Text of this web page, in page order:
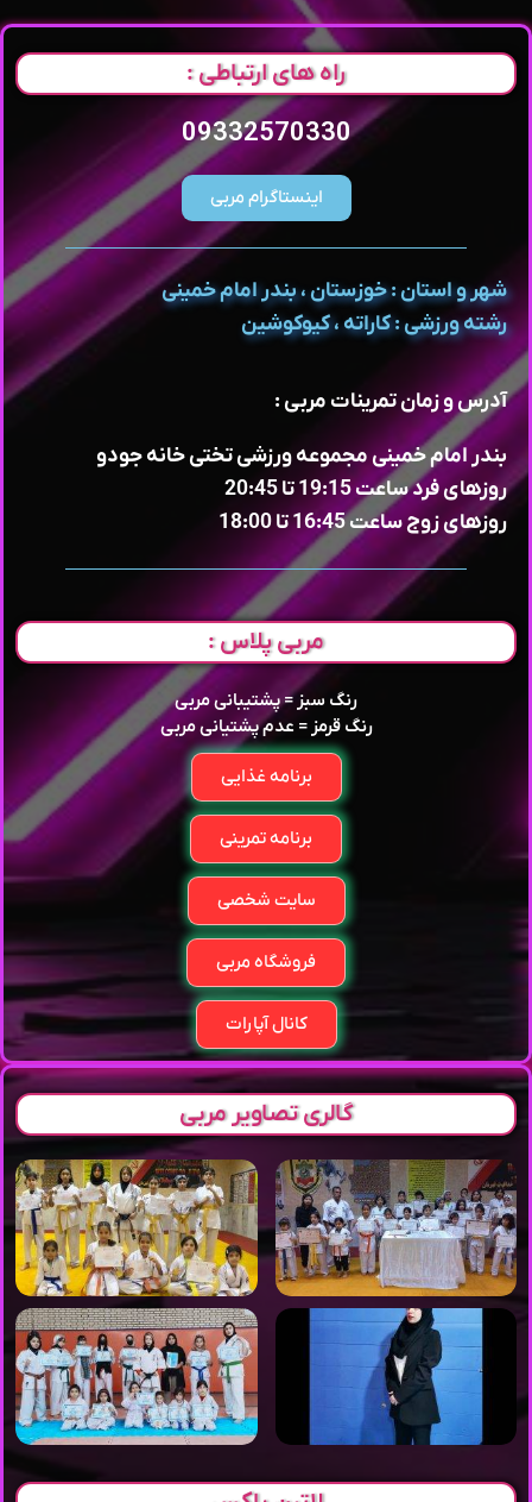
راه های ارتباطی :
09332570330
اینستاگرام مربی
شهر و استان : خوزستان ، بندر امام خمینی
رشته ورزشی : کاراته ، کیوکوشین
آدرس و زمان تمرینات مربی :
بندر امام خمینی مجموعه ورزشی تختی خانه جودو
روزهای فرد ساعت 19:15 تا 20:45
روزهای زوج ساعت 16:45 تا 18:00
مربی پلاس :
رنگ سبز = پشتیبانی مربی
رنگ قرمز = عدم پشتیانی مربی
برنامه غذایی
برنامه تمرینی
سایت شخصی
فروشگاه مربی
کانال آپارات
گالری تصاویر مربی